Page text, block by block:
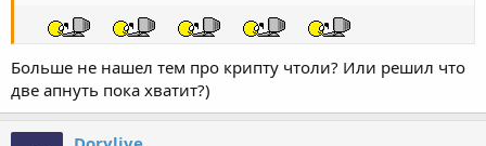
Больше не нашел тем про крипту чтоли? Или решил что
две апнуть пока хватит?)